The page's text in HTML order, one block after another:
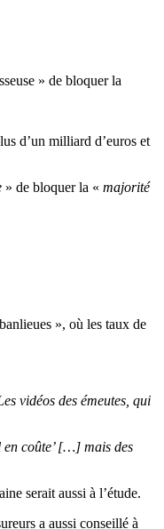
» de bloquer la
d’un milliard d’euros et
» de bloquer la « majorité
», où les taux de
vidéos des émeutes, qui
en coûte’ […] mais des
serait aussi à l’étude.
a aussi conseillé à